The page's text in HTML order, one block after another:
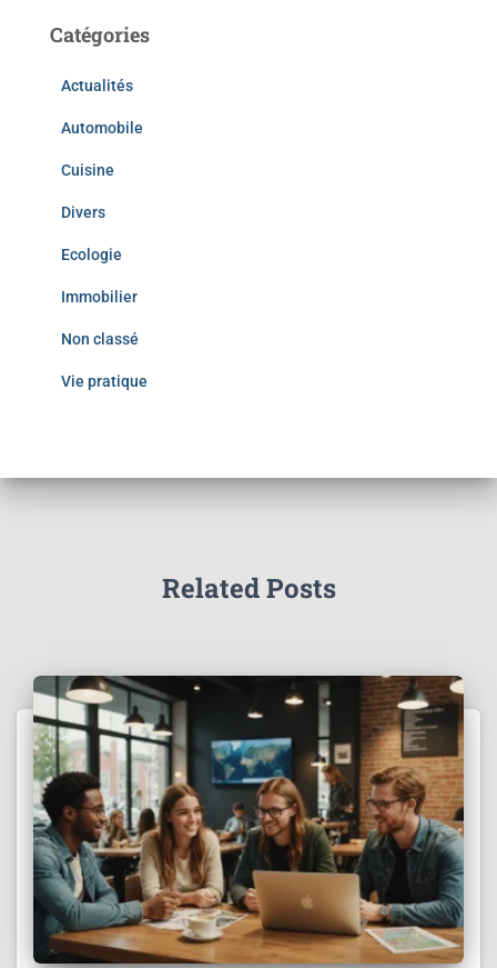
Catégories
Actualités
Automobile
Cuisine
Divers
Ecologie
Immobilier
Non classé
Vie pratique
Related Posts